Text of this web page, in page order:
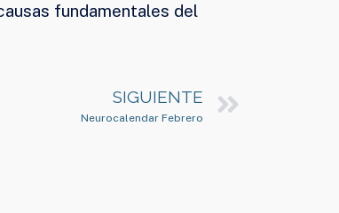
fundamentales del
SIGUIENTE
Neurocalendar Febrero